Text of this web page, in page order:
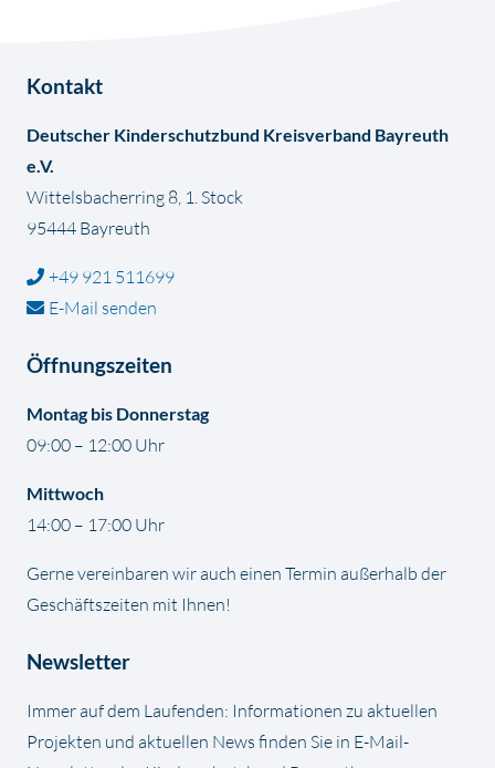
Kontakt
Deutscher Kinderschutzbund Kreisverband Bayreuth
e.V.
Wittelsbacherring 8, 1. Stock
95444 Bayreuth
+49 921 511699
E-Mail senden
Öffnungszeiten
Montag bis Donnerstag
09:00 – 12:00 Uhr
Mittwoch
14:00 – 17:00 Uhr
Gerne vereinbaren wir auch einen Termin außerhalb der
Geschäftszeiten mit Ihnen!
Newsletter
Immer auf dem Laufenden: Informationen zu aktuellen
Projekten und aktuellen News finden Sie in E-Mail-